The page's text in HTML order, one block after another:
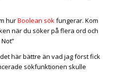
hurBoolean sökfungerar. Kom
när du söker på flera ord och
här bättre än vad jag först fick
sökfunktionen skulle